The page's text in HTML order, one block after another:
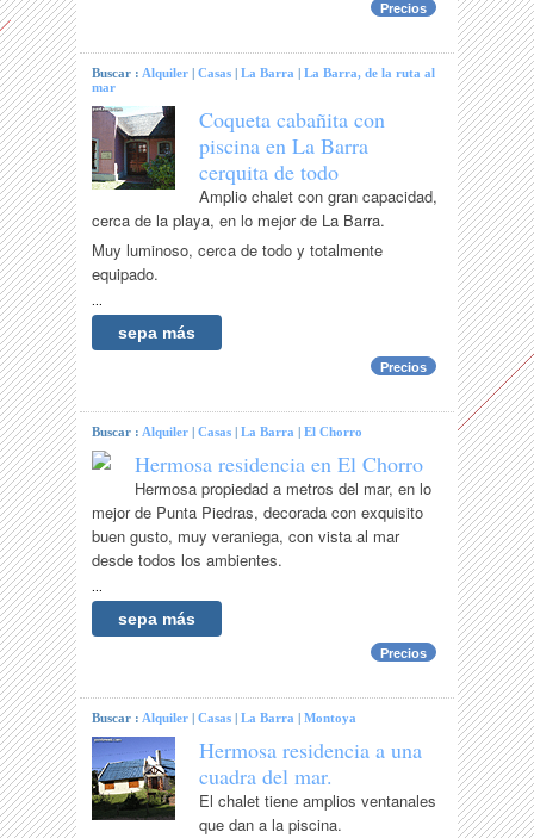
Precios
Buscar :Alquiler |Casas |La Barra |La Barra, de la ruta al
mar
Coqueta cabañita con
piscina en La Barra
cerquita de todo
Amplio chalet con gran capacidad,
cerca de la playa, en lo mejor de La Barra.
Muy luminoso, cerca de todo y totalmente
equipado.
...
sepa más
Precios
Buscar :Alquiler |Casas |La Barra |El Chorro
Hermosa residencia en El Chorro
Hermosa propiedad a metros del mar, en lo
mejor de Punta Piedras, decorada con exquisito
buen gusto, muy veraniega, con vista al mar
desde todos los ambientes.
...
sepa más
Precios
Buscar :Alquiler |Casas |La Barra |Montoya
Hermosa residencia a una
cuadra del mar.
El chalet tiene amplios ventanales
que dan a la piscina.